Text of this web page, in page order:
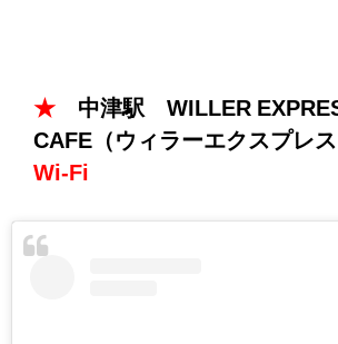
★中津駅 WILLER
CAFE（ウィラーエクスプレ
Wi-Fi